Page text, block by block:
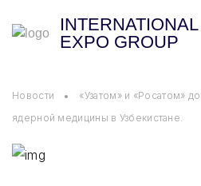
INTERNATIONAL
EXPO GROUP
Новости
«Узатом» и «Росатом»
ядерной медицины в Узбекистане.